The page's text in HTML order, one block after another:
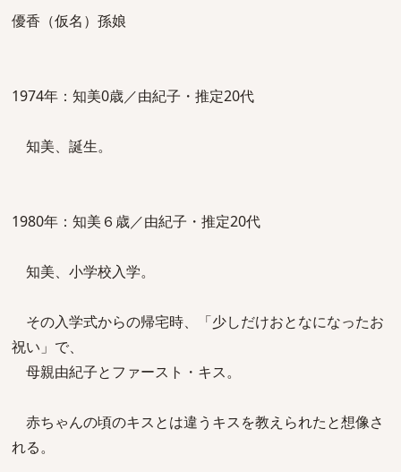
優香（仮名）孫娘
1974年：知美0歳／由紀子・推定20代
知美、誕生。
1980年：知美６歳／由紀子・推定20代
知美、小学校入学。
その入学式からの帰宅時、「少しだけおとなになったお
祝い」で、
母親由紀子とファースト・キス。
赤ちゃんの頃のキスとは違うキスを教えられたと想像さ
れる。